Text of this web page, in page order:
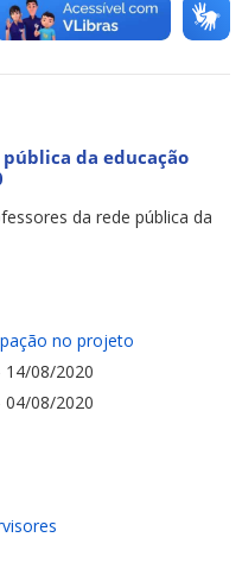
para
da educação
da rede pública da
no projeto
14/08/2020
04/08/2020